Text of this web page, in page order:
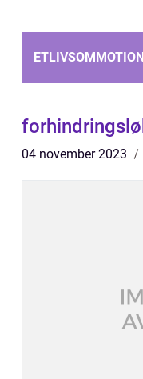
04 november 2023